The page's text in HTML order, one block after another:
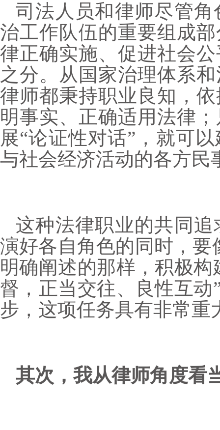
司法人员和律师尽管
治工作队伍的重要组成
律正确实施、促进社会
之分。从国家治理体系
律师都秉持职业良知，
明事实、正确适用法律
展“论证性对话”，就可
与社会经济活动的各方民
这种法律职业的共同
演好各自角色的同时，要
明确阐述的那样，积极
督，正当交往、良性互
步，这项任务具有非常重
其次，我从律师角度看